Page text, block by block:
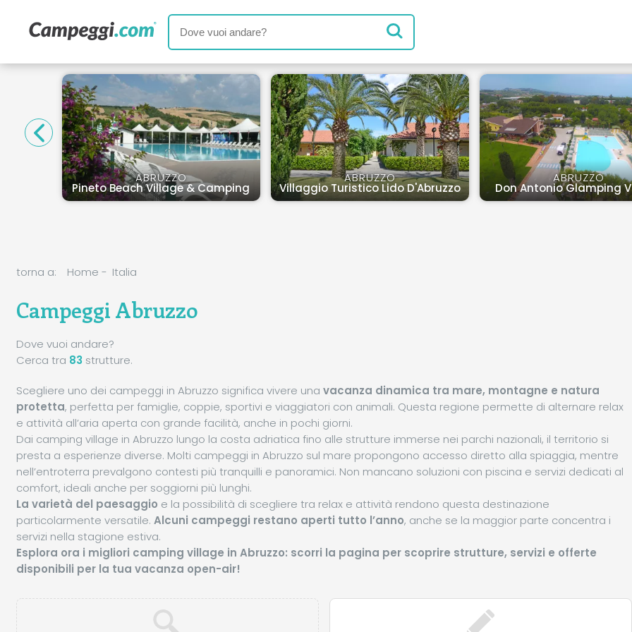
ABRUZZO
Pineto Beach Village & Camping
ABRUZZO
Villaggio Turistico Lido D'Abruzzo
ABRUZZO
Don Antonio Glamping
torna a: Home - Italia
Campeggi Abruzzo
Dove vuoi andare?
Cerca tra 83 strutture.
Scegliere uno dei campeggi in Abruzzo significa vivere una vacanza dinamica tra mare, montagne e natura
protetta, perfetta per famiglie, coppie, sportivi e viaggiatori con animali. Questa regione permette di alternare relax
e attività all’aria aperta con grande facilità, anche in pochi giorni.
Dai camping village in Abruzzo lungo la costa adriatica fino alle strutture immerse nei parchi nazionali, il territorio si
presta a esperienze diverse. Molti campeggi in Abruzzo sul mare propongono accesso diretto alla spiaggia, mentre
nell’entroterra prevalgono contesti più tranquilli e panoramici. Non mancano soluzioni con piscina e servizi dedicati al
comfort, ideali anche per soggiorni più lunghi.
La varietà del paesaggio e la possibilità di scegliere tra relax e attività rendono questa destinazione
particolarmente versatile. Alcuni campeggi restano aperti tutto l’anno, anche se la maggior parte concentra i
servizi nella stagione estiva.
Esplora ora i migliori camping village in Abruzzo: scorri la pagina per scoprire strutture, servizi e offerte
disponibili per la tua vacanza open-air!